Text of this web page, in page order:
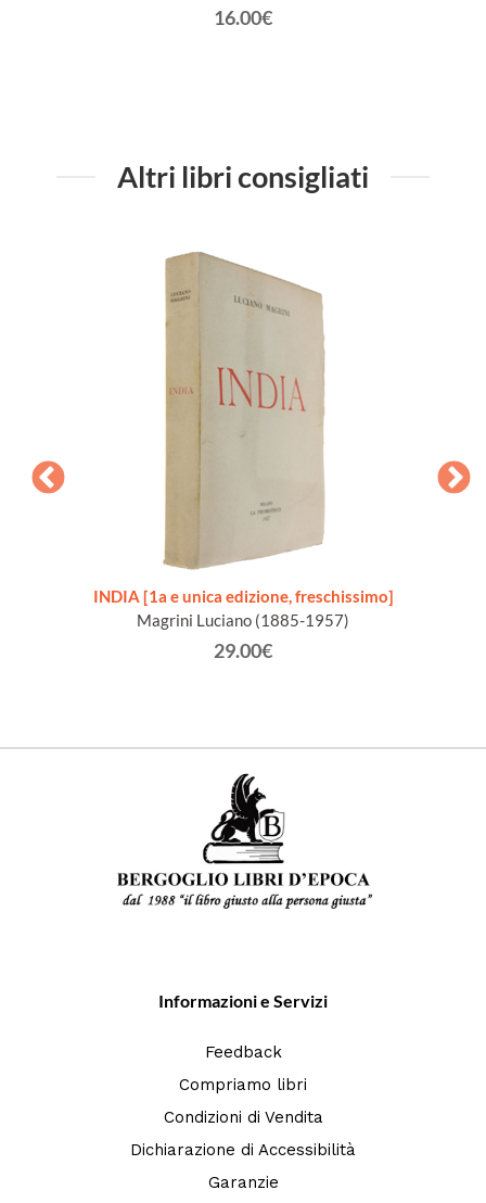
16.00€
Altri libri consigliati
INDIA [1a e unica edizione, freschissimo]
Magrini Luciano (1885-1957)
29.00€
Informazioni e Servizi
Feedback
Compriamo libri
Condizioni di Vendita
Dichiarazione di Accessibilità
Garanzie